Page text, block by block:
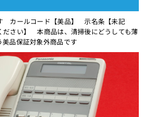
カールコード【美品】 示名条【未記
い】 本商品は、清掃後にどうしても薄
品保証対象外商品です